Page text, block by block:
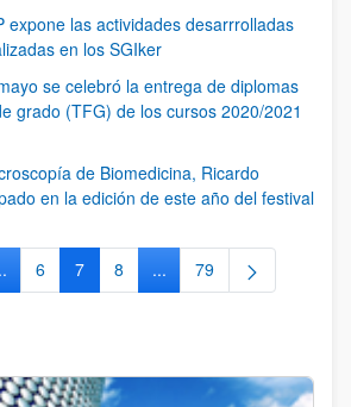
expone las actividades desarrrolladas
en los SGIker
se celebró la entrega de diplomas
grado (TFG) de los cursos 2020/2021
de Biomedicina, Ricardo
en la edición de este año del festival
Páginas intermedias Use TAB para
Página
6 Página
7 Página
8 ...Páginas intermedias
Página
79